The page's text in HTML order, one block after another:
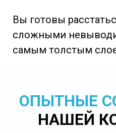
Вы готовы
сложными
самым толстым
ОПЫТНЫЕ
НАШЕЙ